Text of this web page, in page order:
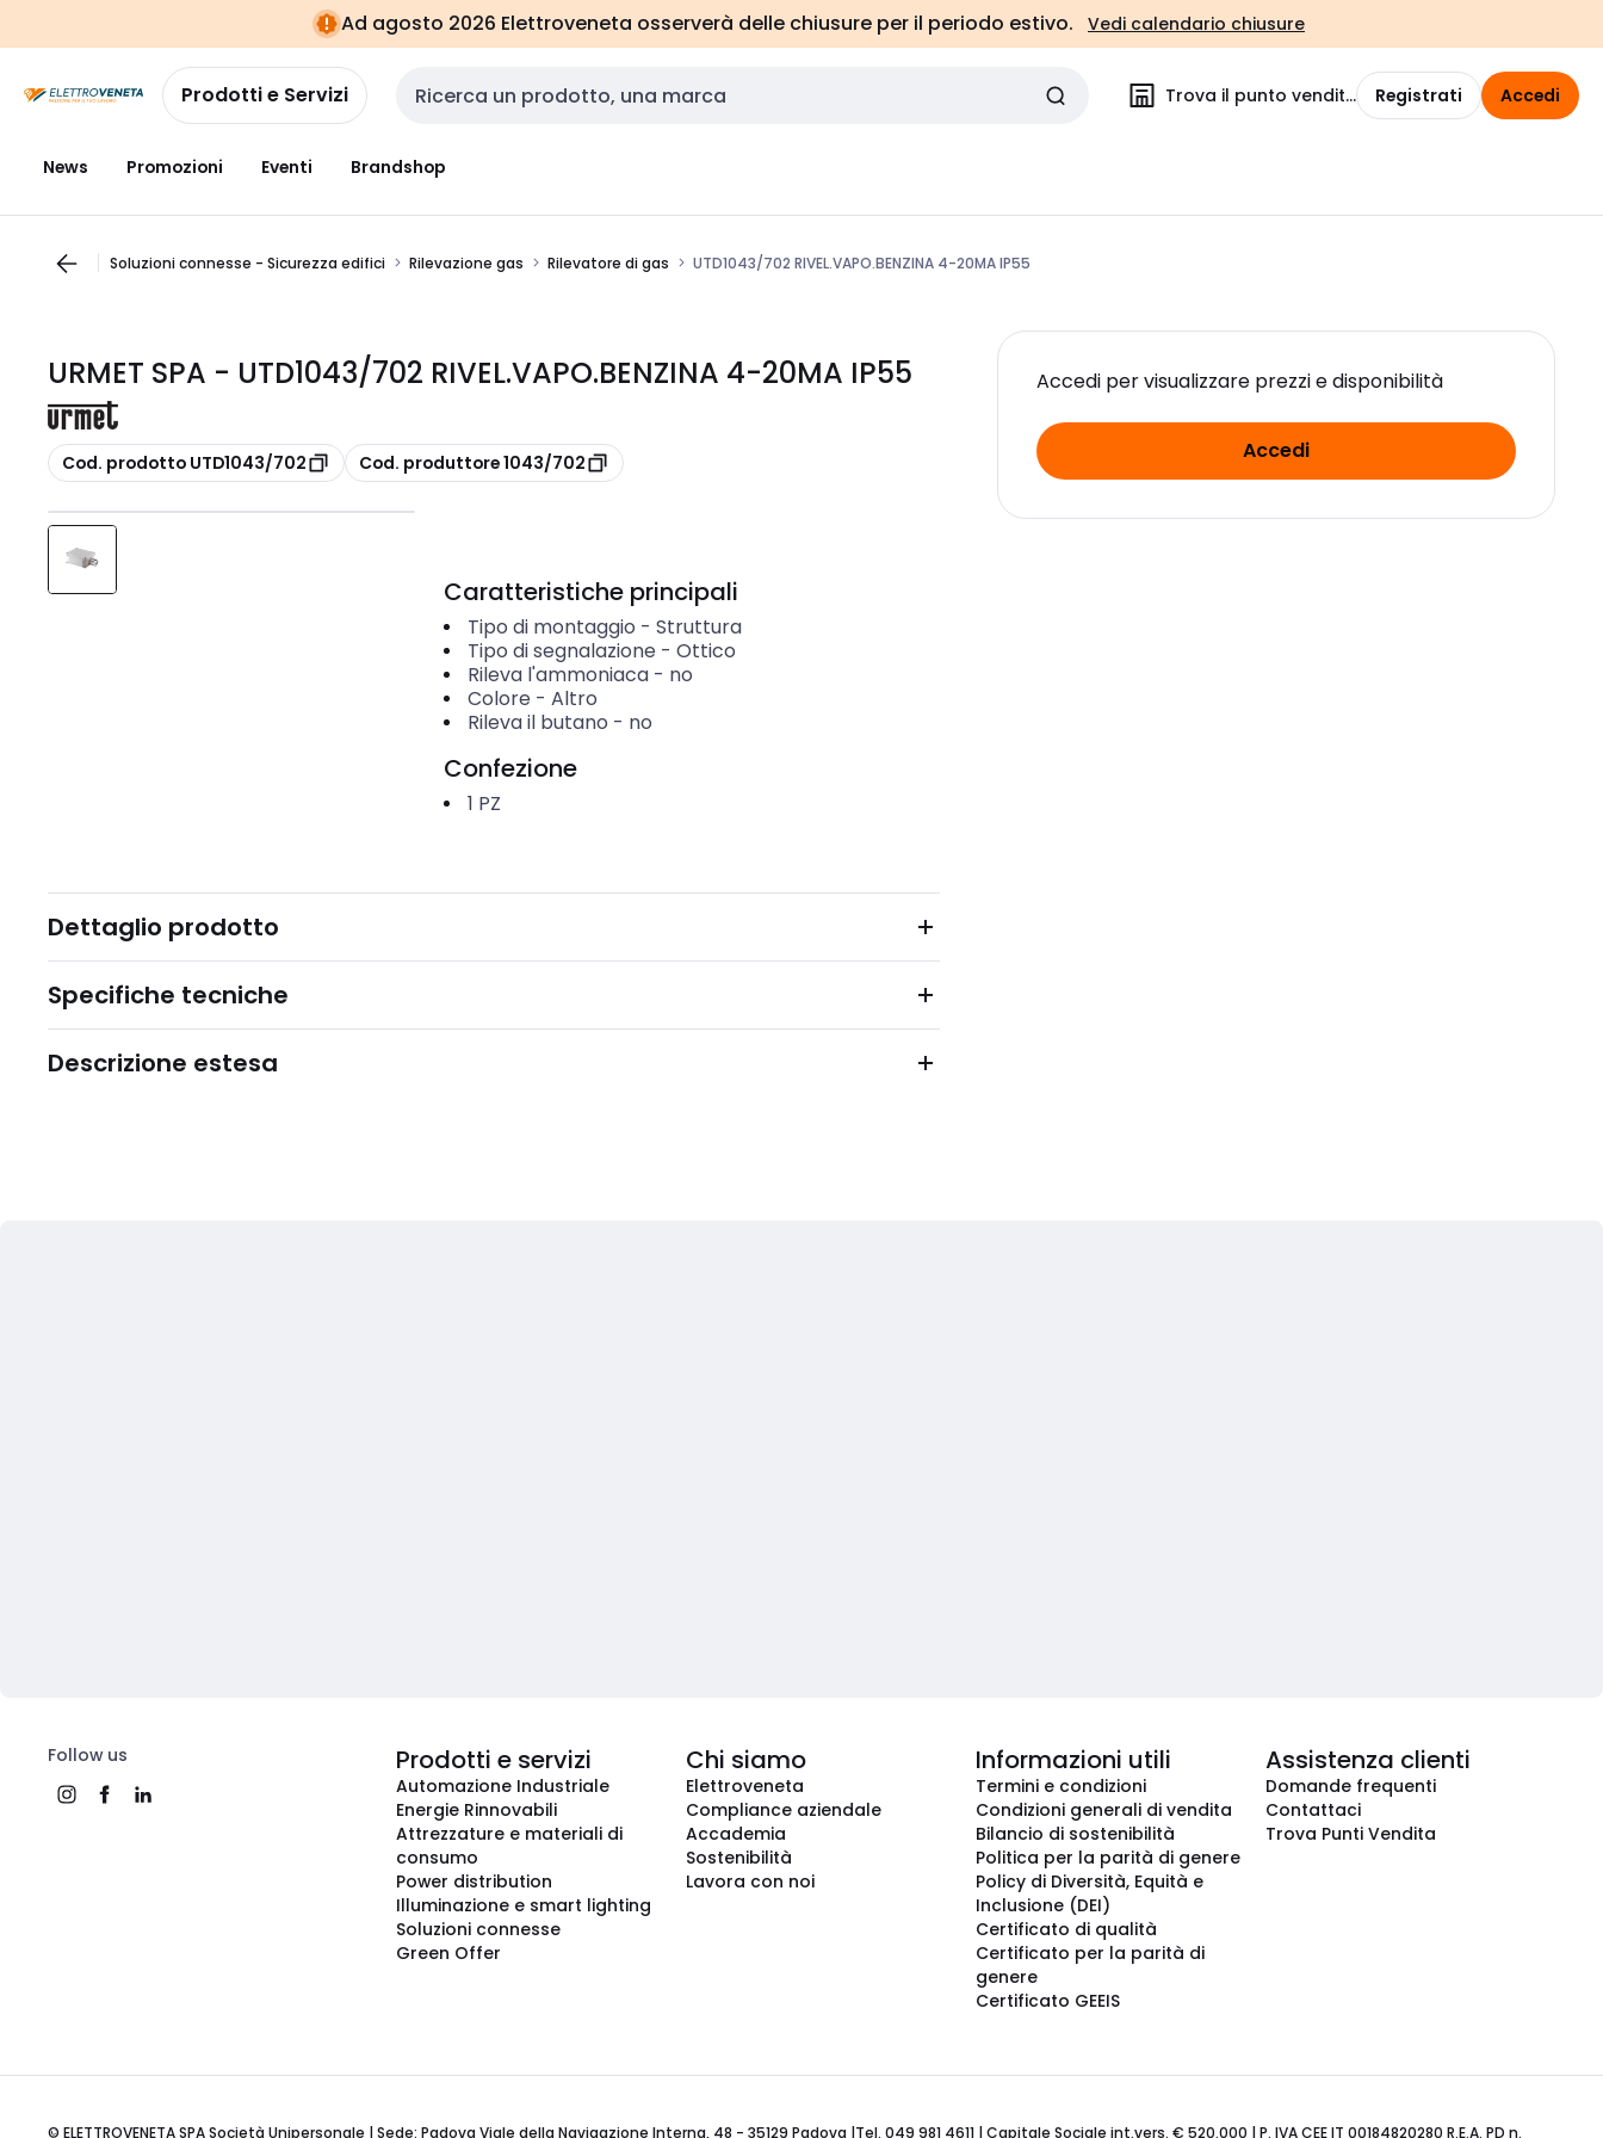
navigazionealla
pagina
Ad agosto 2026 Elettroveneta osserverà delle chiusure per il periodo estivo. Vedi calendario chiusure
Prodotti e Servizi Cerca input Trova il punto vendita Registrati Accedi
News Promozioni Eventi Brandshop
Soluzioni connesse - Sicurezza edifici Rilevazione gas Rilevatore di gas UTD1043/702 RIVEL.VAPO.BENZINA 4-20MA IP55
URMET SPA - UTD1043/702 RIVEL.VAPO.BENZINA 4-20MA IP55
copia
Cod. prodotto UTD1043/702 copia
Cod. produttore 1043/702
Accedi per visualizzare prezzi e disponibilità
Accedi
Caratteristiche principali
Tipo di montaggio - Struttura
Tipo di segnalazione - Ottico
Rileva l'ammoniaca- no
Colore - Altro
Rileva il butano - no
Confezione
1 PZ
Dettaglio prodotto
Specifiche tecniche
Descrizione estesa
Follow us Prodotti e servizi
Automazione Industriale
Energie Rinnovabili
Attrezzature e materiali di
consumo
Power distribution
Illuminazione e smart lighting
Soluzioni connesse
Green Offer
Chi siamo
Elettroveneta
Compliance aziendale
Accademia
Sostenibilità
Lavora con noi
Informazioni utili
Termini e condizioni
Condizioni generali di vendita
Bilancio di sostenibilità
Politica per la parità di genere
Policy di Diversità, Equità e
Inclusione (DEI)
Certificato di qualità
Certificato per la parità di
genere
Certificato GEEIS
Assistenza clienti
Domande frequenti
Contattaci
Trova Punti Vendita
© ELETTROVENETA SPA Società Unipersonale | Sede: Padova Viale della Navigazione Interna, 48 - 35129 Padova |Tel. 049 981 4611 | Capitale Sociale int.vers. € 520.000 | P. IVA CEE IT 00184820280 R.E.A. PD n.